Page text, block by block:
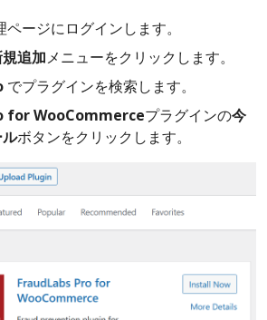
ページにログインします。
追加メニューをクリックします。
でプラグインを検索します。
for WooCommerceプラグインの今
ボタンをクリックします。